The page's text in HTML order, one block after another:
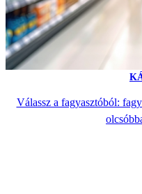
Válassz a fagyasztóból: